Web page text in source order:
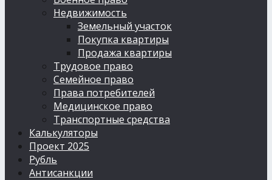
Недвижимость
Земельный участок
Покупка квартиры
Продажа квартиры
Трудовое право
Семейное право
Права потребителей
Медицинское право
Транспортные средства
Калькуляторы
Проект 2025
Рубль
Антисанкции